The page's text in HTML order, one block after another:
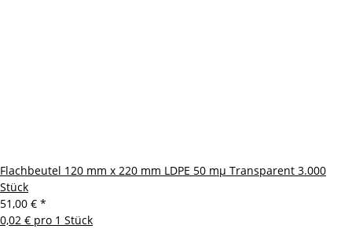
Flachbeutel 120 mm x 220 mm LDPE 50 mµ Transparent 3.000
Stück
51,00 € *
0,02 € pro 1 Stück